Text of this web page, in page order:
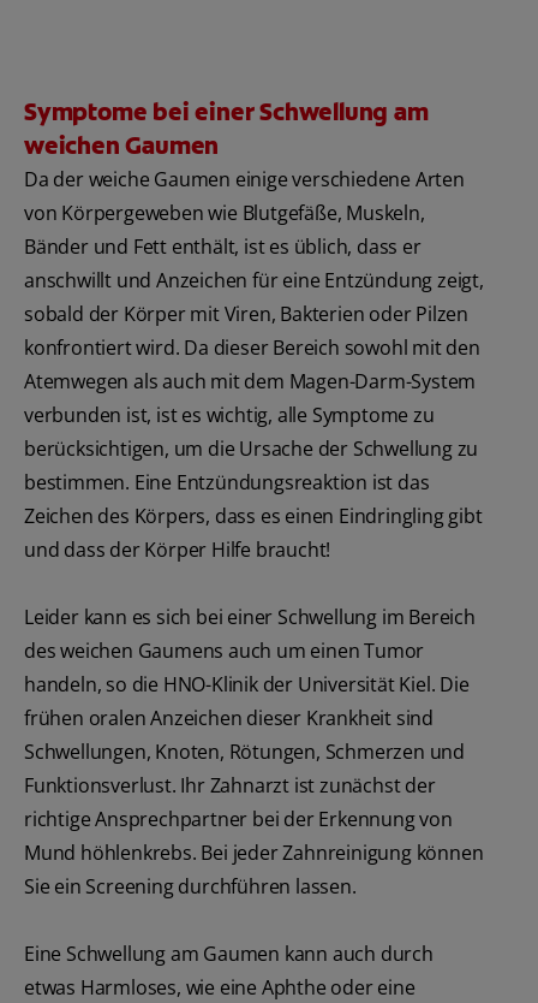
Symptome bei einer Schwellung am
weichen Gaumen
Da der weiche Gaumen einige verschiedene Arten
von Körpergeweben wie Blutgefäße, Muskeln,
Bänder und Fett enthält, ist es üblich, dass er
anschwillt und Anzeichen für eine Entzündung zeigt,
sobald der Körper mit Viren, Bakterien oder Pilzen
konfrontiert wird. Da dieser Bereich sowohl mit den
Atemwegen als auch mit dem Magen-Darm-System
verbunden ist, ist es wichtig, alle Symptome zu
berücksichtigen, um die Ursache der Schwellung zu
bestimmen. Eine Entzündungsreaktion ist das
Zeichen des Körpers, dass es einen Eindringling gibt
und dass der Körper Hilfe braucht!
Leider kann es sich bei einer Schwellung im Bereich
des weichen Gaumens auch um einen Tumor
handeln, so die HNO-Klinik der Universität Kiel. Die
frühen oralen Anzeichen dieser Krankheit sind
Schwellungen, Knoten, Rötungen, Schmerzen und
Funktionsverlust. Ihr Zahnarzt ist zunächst der
richtige Ansprechpartner bei der Erkennung von
Mund höhlenkrebs. Bei jeder Zahnreinigung können
Sie ein Screening durchführen lassen.
Eine Schwellung am Gaumen kann auch durch
etwas Harmloses, wie eine Aphthe oder eine